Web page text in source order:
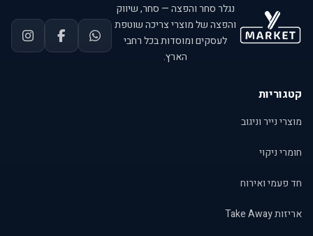
נגלר סחר והפצה — סחר, שיווק
והפצה של מוצרי צריכה שוטפת
לעסקים ומוסדות בכל רחבי
הארץ.
קטגוריות
מוצרי נייר וניגוב
חומרי ניקוי
חד פעמי ואירוח
אריזות Take Away